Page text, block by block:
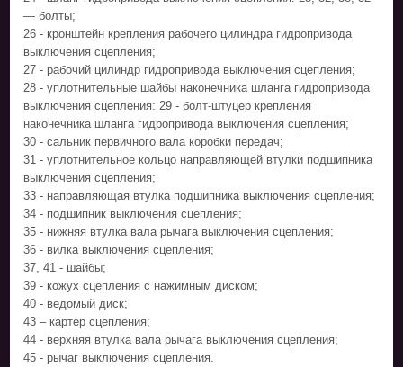
— болты;
26 - кронштейн крепления рабочего цилиндра гидропривода
выключения сцепления;
27 - рабочий цилиндр гидропривода выключения сцепления;
28 - уплотнительные шайбы наконечника шланга гидропривода
выключения сцепления: 29 - болт-штуцер крепления
наконечника шланга гидропривода выключения сцепления;
30 - сальник первичного вала коробки передач;
31 - уплотнительное кольцо направляющей втулки подшипника
выключения сцепления;
33 - направляющая втулка подшипника выключения сцепления;
34 - подшипник выключения сцепления;
35 - нижняя втулка вала рычага выключения сцепления;
36 - вилка выключения сцепления;
37, 41 - шайбы;
39 - кожух сцепления с нажимным диском;
40 - ведомый диск;
43 – картер сцепления;
44 - верхняя втулка вала рычага выключения сцепления;
45 - рычаг выключения сцепления.